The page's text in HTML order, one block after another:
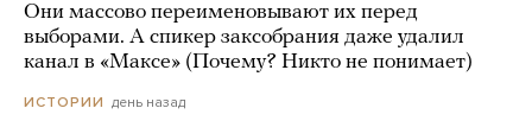
Они массово переименовывают их перед
выборами. А спикер заксобрания даже удалил
канал в «Максе» (Почему? Никто не понимает)
ИСТОРИИ день назад